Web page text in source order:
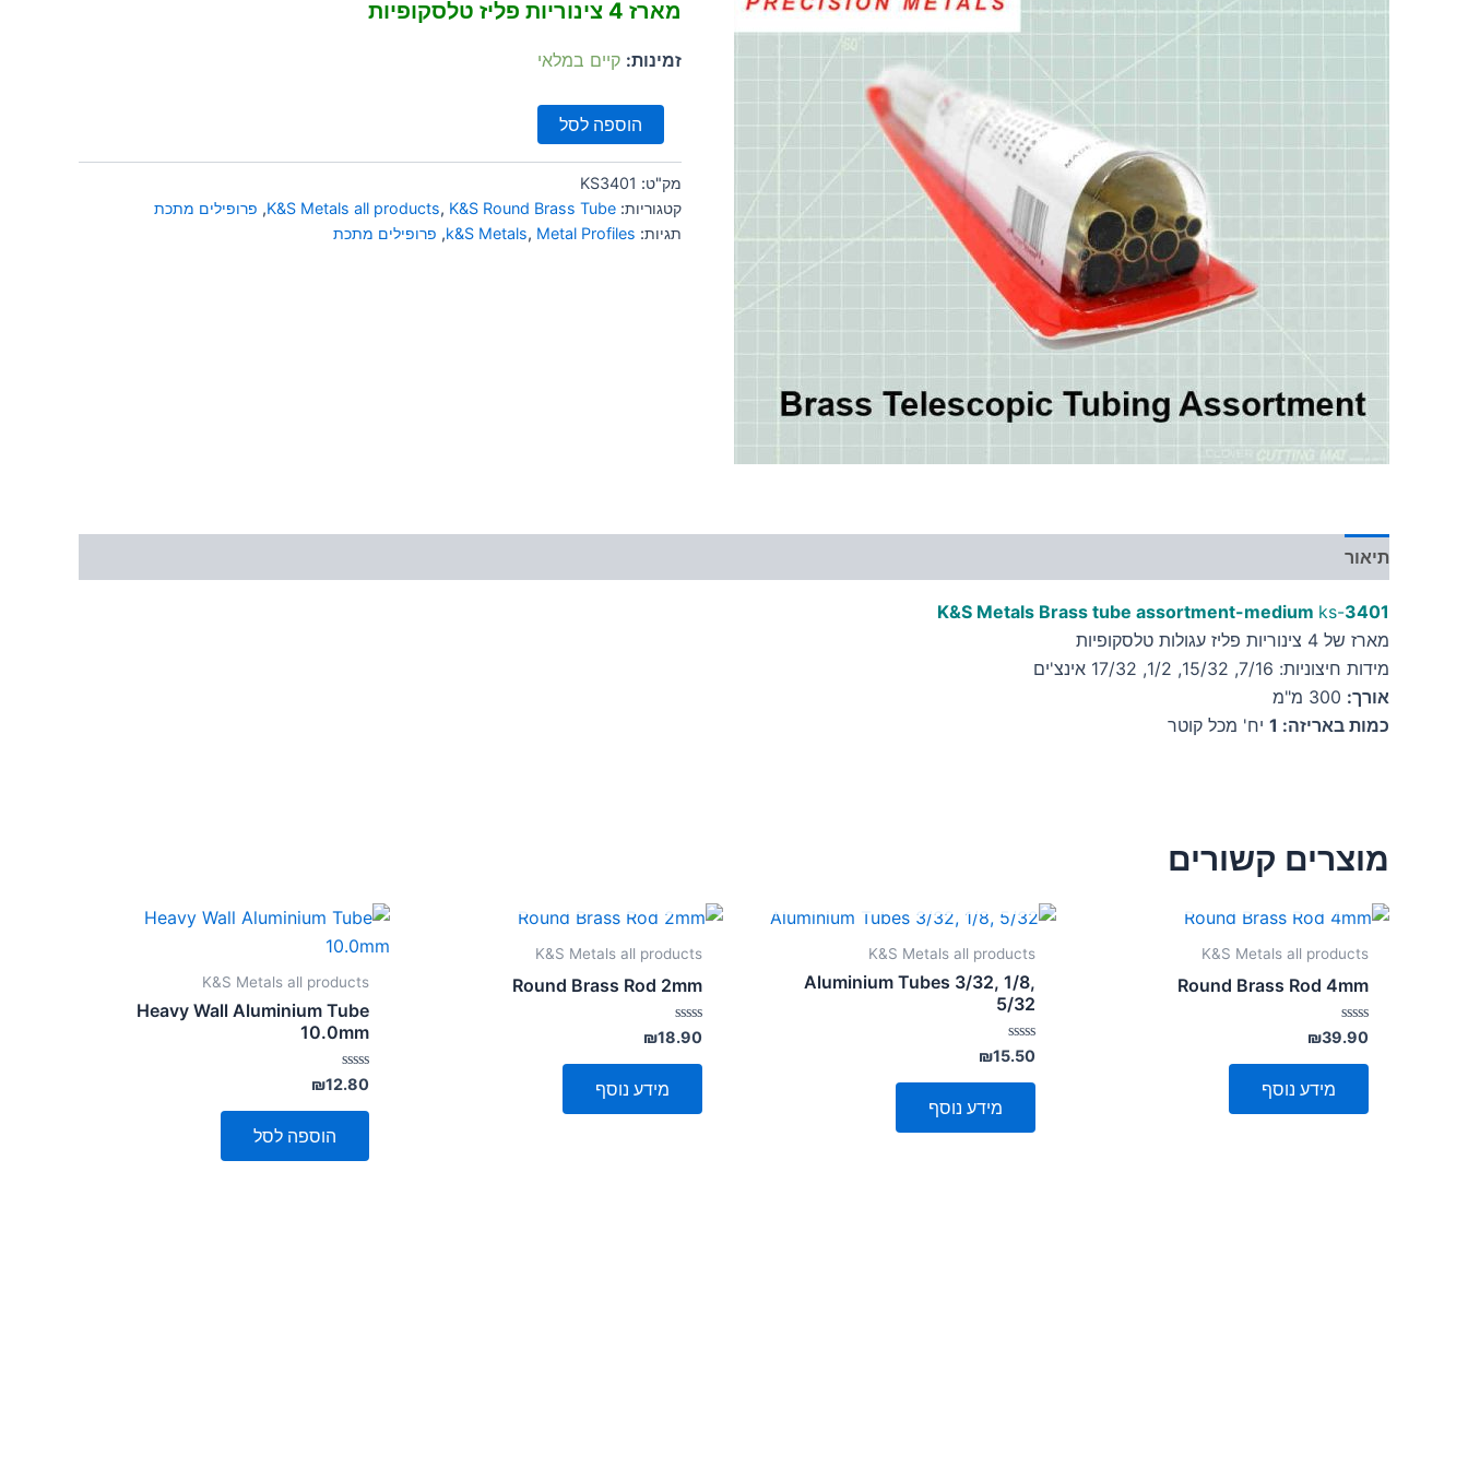
מארז 4 צינוריות פליז טלסקופיות
זמינות: קיים במלאי
הוספה לסל
מק"ט: KS3401
קטגוריות:
K&S Metals all products, K&S Round Brass Tube
, פרופילים מתכת
תגיות:
k&S Metals, Metal Profiles
, פרופילים מתכת
תיאור
K&S Metals Brass tube assortment-medium ks-3401
מארז של 4 צינוריות פליז עגולות טלסקופיות
מידות חיצוניות: 7/16, 15/32, 1/2, 17/32 אינצ'ים
אורך:
כמות באריזה: 1
יח' מכל קוטר
מוצרים קשורים
K&S Metals all products
Round Brass Rod 4mm
דורג
0
מתוך
₪39.90
מידע נוסף
K&S Metals all products
Aluminium Tubes 3/32, 1/8,
5/32
דורג
0
מתוך
₪15.50
מידע נוסף
K&S Metals all products
Round Brass Rod 2mm
דורג
0
מתוך
₪18.90
מידע נוסף
K&S Metals all products
Heavy Wall Aluminium Tube
10.0mm
דורג
0
מתוך
₪12.80
הוספה לסל